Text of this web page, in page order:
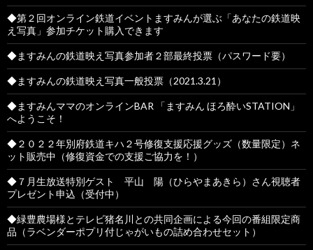
◆第２回オンライン鉄道イベントますみんが選ぶ「あなたの鉄道映
え写真」参加チケット購入できます
◆ますみんの鉄道映え写真参加者２部最終投票（パスワード要）
◆ますみんの鉄道映え写真一般投票（2021.3.21）
◆ますみんママのオンラインBAR 「ますみん ほろ酔いSTATION」
へようこそ！
◆２０２２年別府鉄道キハ２号修復支援応援グッズ（数量限定）ネ
ット販売中（修復資金での支援ご協力を！）
◆７月生放送特別ゲスト 平山 陽（ひらやまあきら）さん視聴者
プレゼント申込（受付中）
◆緑豊農場様とテレビ猪名川との共同企画による今回の番組限定商
品（ラベンダーポプリ付じゃがいもの詰め合わせセット）